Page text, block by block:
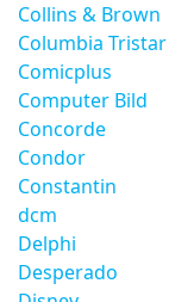
Collins & Brown
Columbia Tristar
Comicplus
Computer Bild
Concorde
Condor
Constantin
dcm
Delphi
Desperado